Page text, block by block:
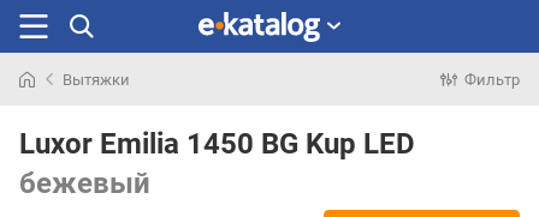
раньше
Вытяжки Фильтр
Luxor Emilia 1450 BG Kup LED
бежевый